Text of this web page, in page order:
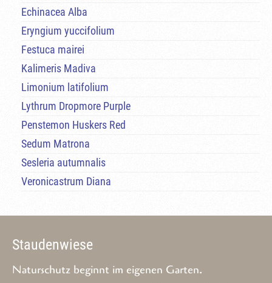
Echinacea Alba
Eryngium yuccifolium
Festuca mairei
Kalimeris Madiva
Limonium latifolium
Lythrum Dropmore Purple
Penstemon Huskers Red
Sedum Matrona
Sesleria autumnalis
Veronicastrum Diana
Staudenwiese
Naturschutz beginnt im eigenen Garten.